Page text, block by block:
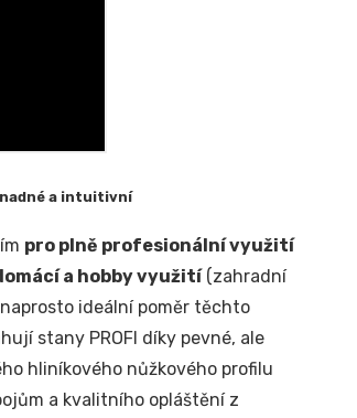
a intuitivní
pro plně profesionální využití
a hobby využití(zahradní
ideální poměr těchto
stany PROFI díky pevné, ale
hliníkového nůžkového profilu
a kvalitního opláštění z